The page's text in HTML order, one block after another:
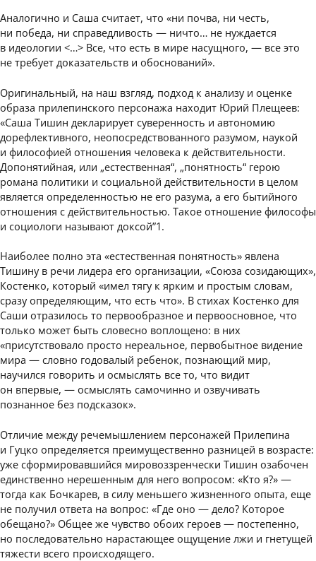
Аналогично и Саша считает, что «ни почва, ни честь,
ни победа, ни справедливость — ничто… не нуждается
в идеологии <…> Все, что есть в мире насущного, — все это
не требует доказательств и обоснований».
Оригинальный, на наш взгляд, подход к анализу и оценке
образа прилепинского персонажа находит Юрий Плещеев:
«Саша Тишин декларирует суверенность и автономию
дорефлективного, неопосредствованного разумом, наукой
и философией отношения человека к действительности.
Допонятийная, или „естественная“, „понятность“ герою
романа политики и социальной действительности в целом
является определенностью не его разума, а его бытийного
отношения с действительностью. Такое отношение философы
и социологи называют доксой”1.
Наиболее полно эта «естественная понятность» явлена
Тишину в речи лидера его организации, «Союза созидающих»,
Костенко, который «имел тягу к ярким и простым словам,
сразу определяющим, что есть что». В стихах Костенко для
Саши отразилось то первообразное и первоосновное, что
только может быть словесно воплощено: в них
«присутствовало просто нереальное, первобытное видение
мира — словно годовалый ребенок, познающий мир,
научился говорить и осмыслять все то, что видит
он впервые, — осмыслять самочинно и озвучивать
познанное без подсказок».
Отличие между речемышлением персонажей Прилепина
и Гуцко определяется преимущественно разницей в возрасте:
уже сформировавшийся мировоззренчески Тишин озабочен
единственно нерешенным для него вопросом: «Кто я?» —
тогда как Бочкарев, в силу меньшего жизненного опыта, еще
не получил ответа на вопрос: «Где оно — дело? Которое
обещано?» Общее же чувство обоих героев — постепенно,
но последовательно нарастающее ощущение лжи и гнетущей
тяжести всего происходящего.